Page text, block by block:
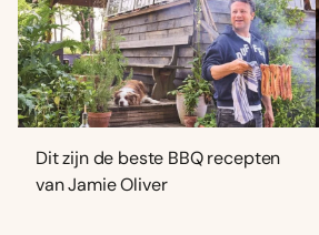
Dit zijn de beste BBQ recepten
van Jamie Oliver